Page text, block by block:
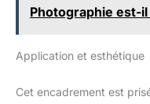
Photographie est-
Application et esthétique
Cet encadrement est